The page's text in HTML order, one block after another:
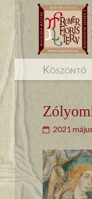
Skip
content
Köszöntő
2021